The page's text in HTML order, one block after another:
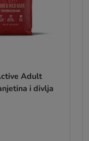
Adult
i divlja